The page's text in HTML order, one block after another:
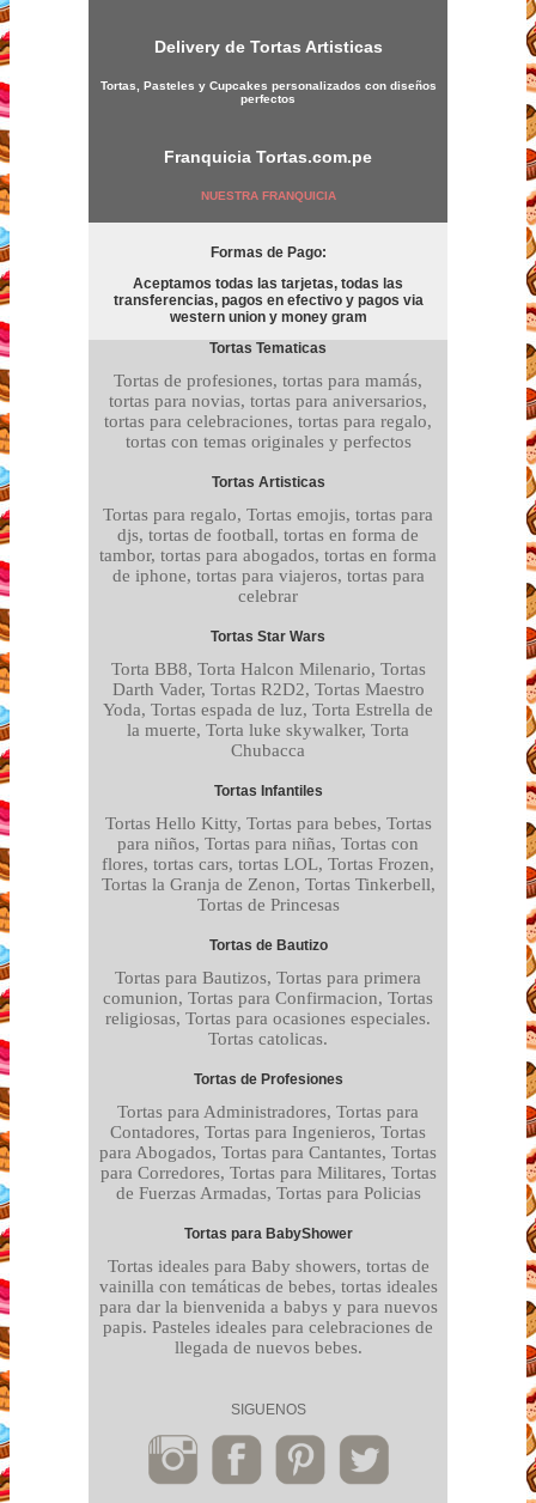
Delivery de Tortas Artisticas
Tortas, Pasteles y Cupcakes personalizados con diseños
perfectos
Franquicia Tortas.com.pe
NUESTRA FRANQUICIA
Formas de Pago:
Aceptamos todas las tarjetas, todas las
transferencias, pagos en efectivo y pagos via
western union y money gram
Tortas Tematicas
Tortas de profesiones, tortas para mamás,
tortas para novias, tortas para aniversarios,
tortas para celebraciones, tortas para regalo,
tortas con temas originales y perfectos
Tortas Artisticas
Tortas para regalo, Tortas emojis, tortas para
djs, tortas de football, tortas en forma de
tambor, tortas para abogados, tortas en forma
de iphone, tortas para viajeros, tortas para
celebrar
Tortas Star Wars
Torta BB8, Torta Halcon Milenario, Tortas
Darth Vader, Tortas R2D2, Tortas Maestro
Yoda, Tortas espada de luz, Torta Estrella de
la muerte, Torta luke skywalker, Torta
Chubacca
Tortas Infantiles
Tortas Hello Kitty, Tortas para bebes, Tortas
para niños, Tortas para niñas, Tortas con
flores, tortas cars, tortas LOL, Tortas Frozen,
Tortas la Granja de Zenon, Tortas Tinkerbell,
Tortas de Princesas
Tortas de Bautizo
Tortas para Bautizos, Tortas para primera
comunion, Tortas para Confirmacion, Tortas
religiosas, Tortas para ocasiones especiales.
Tortas catolicas.
Tortas de Profesiones
Tortas para Administradores, Tortas para
Contadores, Tortas para Ingenieros, Tortas
para Abogados, Tortas para Cantantes, Tortas
para Corredores, Tortas para Militares, Tortas
de Fuerzas Armadas, Tortas para Policias
Tortas para BabyShower
Tortas ideales para Baby showers, tortas de
vainilla con temáticas de bebes, tortas ideales
para dar la bienvenida a babys y para nuevos
papis. Pasteles ideales para celebraciones de
llegada de nuevos bebes.
SIGUENOS